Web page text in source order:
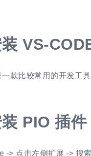
VS-
款比较常用的开发工
PIO 插件
-> 点击左侧扩展 -> 搜